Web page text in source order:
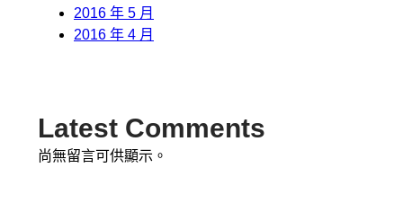
2016 年 5 月
2016 年 4 月
Latest Comments
尚無留言可供顯示。